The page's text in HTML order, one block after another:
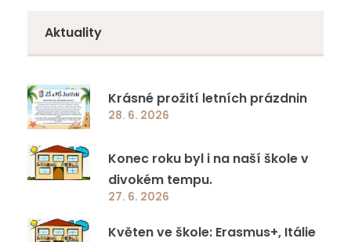
Aktuality
Krásné prožití letních prázdnin
28. 6. 2026
Konec roku byl i na naší škole v
divokém tempu.
27. 6. 2026
Květen ve škole: Erasmus+, Itálie